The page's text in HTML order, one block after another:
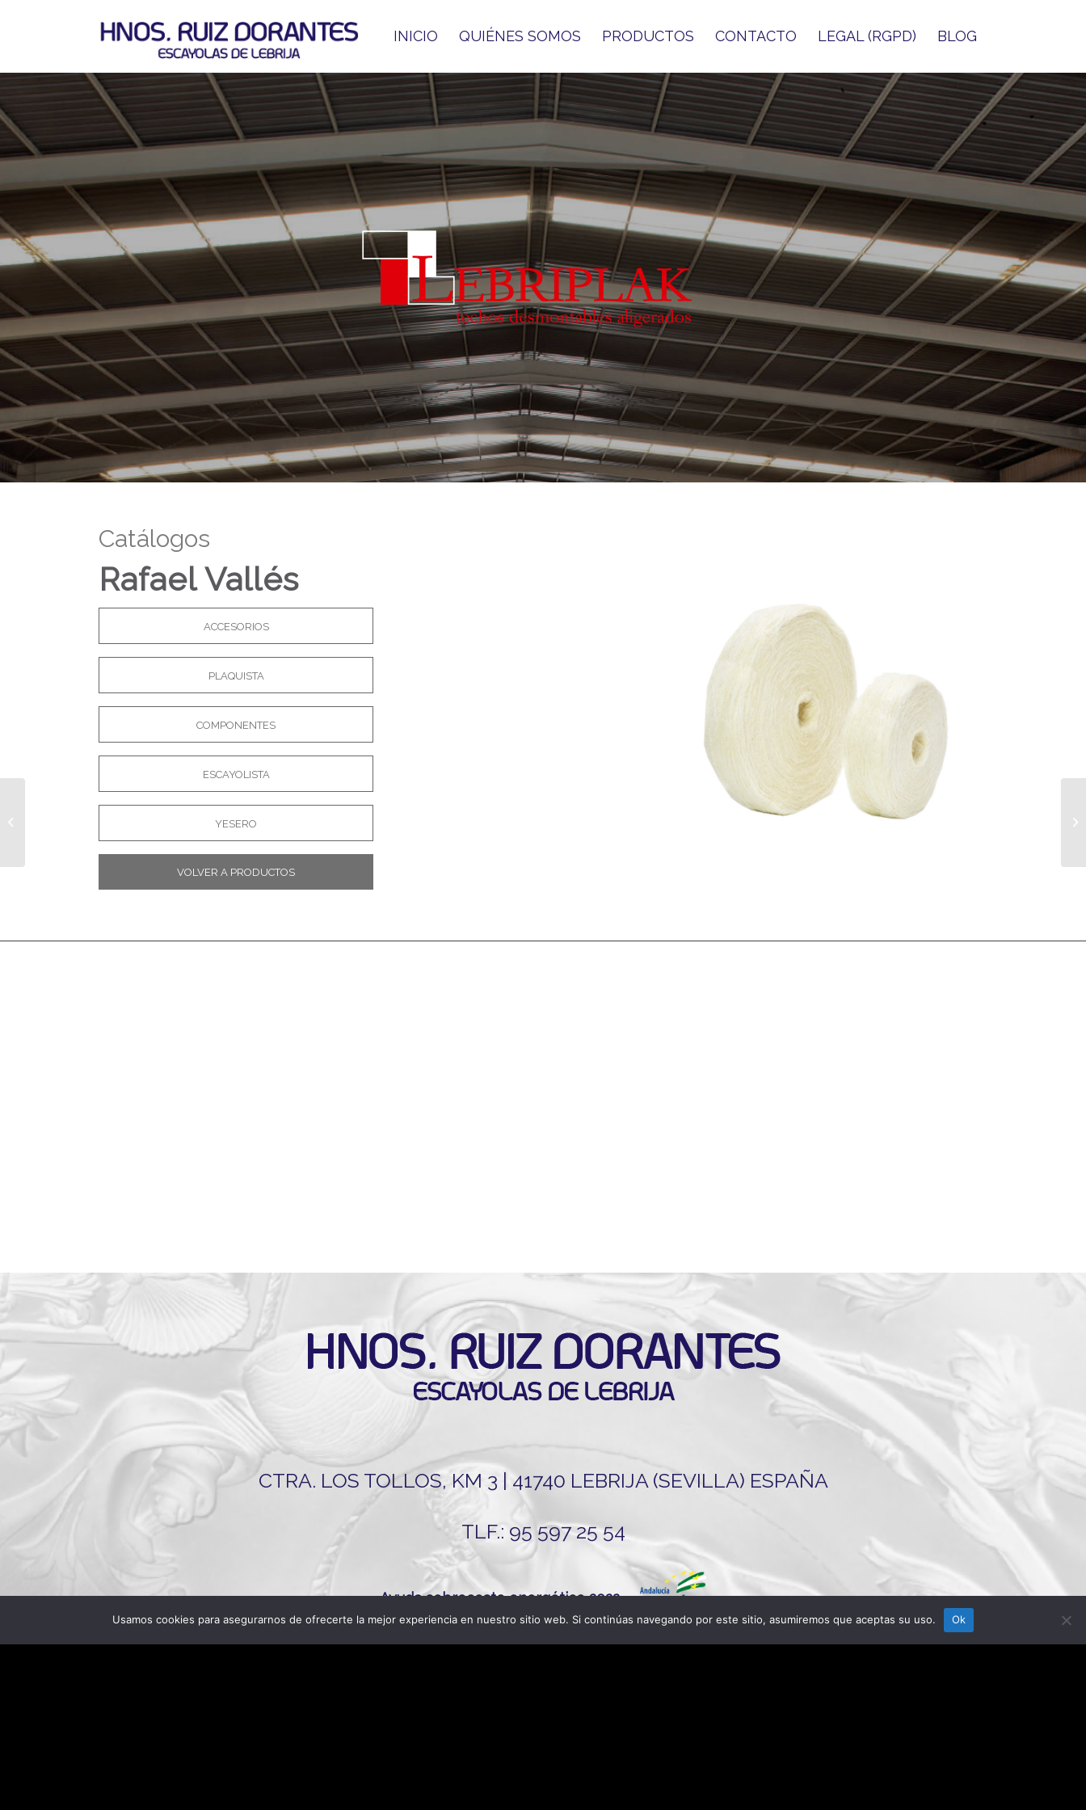
INICIO QUIÉNES SOMOS PRODUCTOS CONTACTO LEGAL (RGPD) BLOG
Catálogos
Rafael Vallés
ACCESORIOS
PLAQUISTA
COMPONENTES
ESCAYOLISTA
YESERO
VOLVER A PRODUCTOS
CTRA. LOS TOLLOS, KM 3 | 41740 LEBRIJA (SEVILLA) ESPAÑA
TLF.: 95 597 25 54
Ayuda sobrecoste energético 2022
Hermanos Ruiz Dorantes SL. ha recibido una ayuda de la Unión Europea con cargo al Programa Operativo FEDER de Andalucía 2014-2020, financiada como parte de la
respuesta de la Unión a la pandemia de COVID-19 (REACT-UE), para compensar el sobrecoste energético de gas natural y/o electricidad a pymes y autónomos
Usamos cookies para asegurarnos de ofrecerte la mejor experiencia en nuestro sitio web. Si continúas navegando por este sitio, asumiremos que aceptas su uso. Ok